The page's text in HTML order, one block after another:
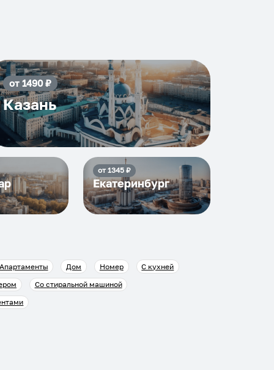
от1490₽
Казань
от 1345₽
Екатеринбург
Дом Номер
С кухней
Со стиральной машиной